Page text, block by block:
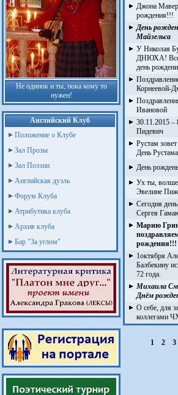
Не одинок и ты, пока кому то
нужен!
Английский Клуб
Положение о Клубе
Зал Прозы
Зал Поэзии
Английская дуэль
Форум Клуба
Атрибутика клуба
Архив клуба
Бар "За углом"
Джона
рождения!!!
День
Майзельса
У Николая
ДНЮХА! Все
день
Корнеевой-
Ивановой
30.11.2015 –
Пидевич
Рустам
День
День
Ух ты,
Эвелине
Сегодня
Сергея
Марию
рождения!!!
1октября
Балбекину
72 года.
Михаила
Днём
О себе, для
коллегами
1 2 3